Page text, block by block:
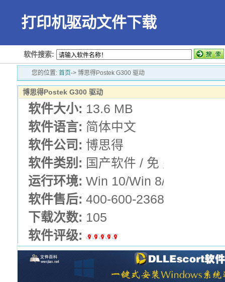
打印机驱动文件下载
软件搜索:
您的位置:首页-> 博思得Postek G300 驱动
博思得Postek G300 驱动
软件大小: 13.6 MB
软件语言: 简体中文
软件公司: 博思得
软件类别: 国产软件 / 免 费 版 /
运行环境: Win 10/Win 8/Win 7/
软件售后: 400-600-2368
下载次数: 105
软件评级: